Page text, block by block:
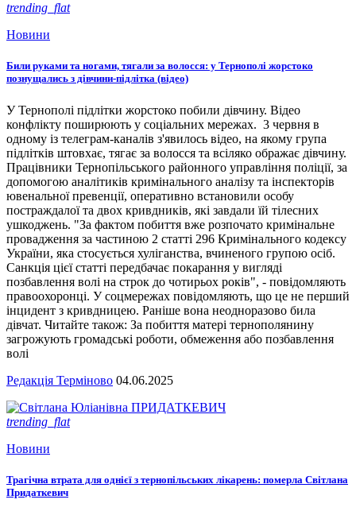
trending_flat
Новини
Били руками та ногами, тягали за волосся: у Тернополі жорстоко
познущались з дівчини-підлітка (відео)
У Тернополі підлітки жорстоко побили дівчину. Відео
конфлікту поширюють у соціальних мережах. 3 червня в
одному із телеграм-каналів з'явилось відео, на якому група
підлітків штовхає, тягає за волосся та всіляко ображає дівчину.
Працівники Тернопільського районного управління поліції, за
допомогою аналітиків кримінального аналізу та інспекторів
ювенальної превенції, оперативно встановили особу
постраждалої та двох кривдників, які завдали їй тілесних
ушкоджень. "За фактом побиття вже розпочато кримінальне
провадження за частиною 2 статті 296 Кримінального кодексу
України, яка стосується хуліганства, вчиненого групою осіб.
Санкція цієї статті передбачає покарання у вигляді
позбавлення волі на строк до чотирьох років", - повідомляють
правоохоронці. У соцмережах повідомляють, що це не перший
інцидент з кривдницею. Раніше вона неодноразово била
дівчат. Читайте також: За побиття матері тернополянину
загрожують громадські роботи, обмеження або позбавлення
волі
Редакція Терміново 04.06.2025
trending_flat
Новини
Трагічна втрата для однієї з тернопільських лікарень: померла Світлана
Придаткевич